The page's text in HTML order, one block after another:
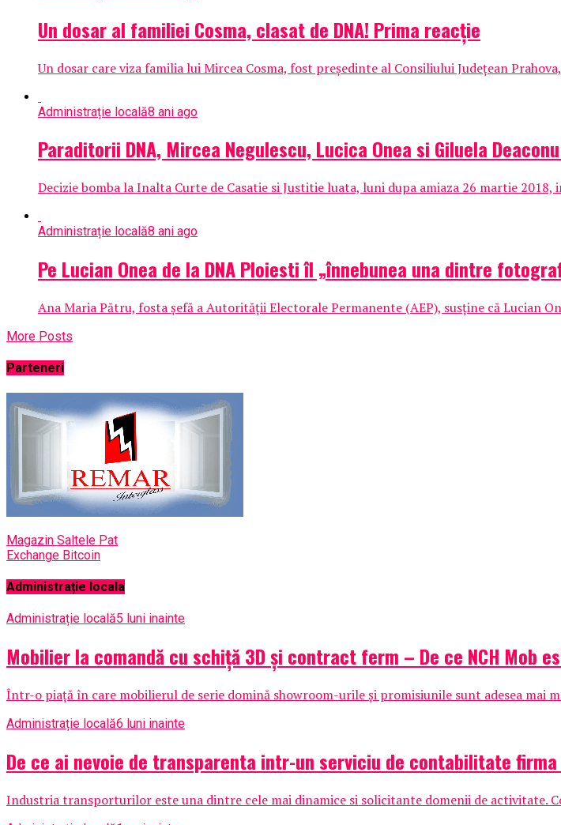
Un dosar al familiei Cosma, clasat de DNA! Prima reacție
Un dosar care viza familia lui Mircea Cosma, fost preşedinte al Consiliului Judeţean
Administrație locală8 ani ago
Paraditorii DNA, Mircea Negulescu, Lucica Onea si Giluela
Decizie bomba la Inalta Curte de Casatie si Justitie luata, luni dupa amiaza 26 martie
Administrație locală8 ani ago
Pe Lucian Onea de la DNA Ploiesti îl „înnebunea una dintre
Ana Maria Pătru, fosta şefă a Autorităţii Electorale Permanente (AEP), susţine că Lucian
More Posts
Parteneri
Magazin Saltele Pat
Exchange Bitcoin
Administrație locala
Administrație locală5 luni inainte
Mobilier la comandă cu schiță 3D și contract ferm – De ce NCH Mob
Într-o piață în care mobilierul de serie domină showroom-urile și promisiunile sunt adesea mai
Administrație locală6 luni inainte
De ce ai nevoie de transparenta intr-un serviciu de contabilitate
Industria transporturilor este una dintre cele mai dinamice si solicitante domenii de activitate.